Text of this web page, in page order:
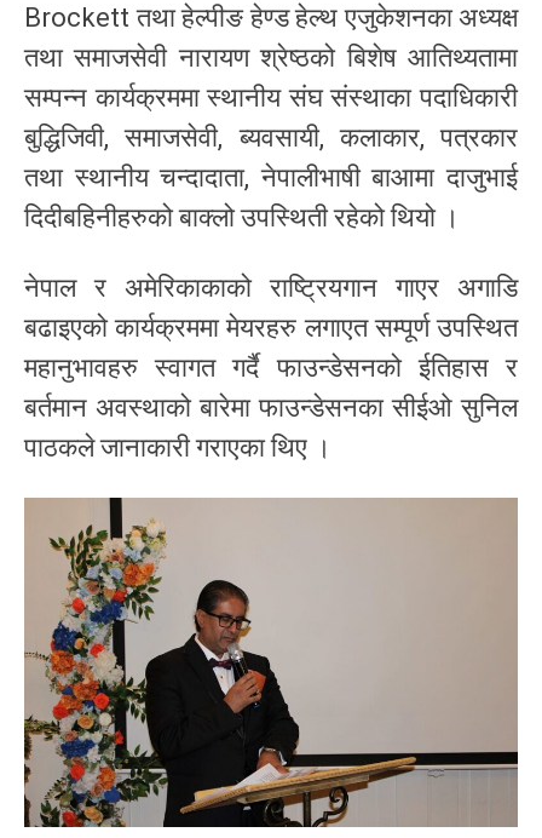
Brockett तथा हेल्पीङ हेण्ड हेल्थ एजुकेशनका अध्यक्ष
तथा समाजसेवी नारायण श्रेष्ठको बिशेष आतिथ्यतामा
सम्पन्न कार्यक्रममा स्थानीय संघ संस्थाका पदाधिकारी
बुद्धिजिवी, समाजसेवी, ब्यवसायी, कलाकार, पत्रकार
तथा स्थानीय चन्दादाता, नेपालीभाषी बाआमा दाजुभाई
दिदीबहिनीहरुको बाक्लो उपस्थिती रहेको थियो ।
नेपाल र अमेरिकाकाको राष्ट्रियगान गाएर अगाडि
बढाइएको कार्यक्रममा मेयरहरु लगाएत सम्पूर्ण उपस्थित
महानुभावहरु स्वागत गर्दै फाउन्डेसनको ईतिहास र
बर्तमान अवस्थाको बारेमा फाउन्डेसनका सीईओ सुनिल
पाठकले जानाकारी गराएका थिए ।